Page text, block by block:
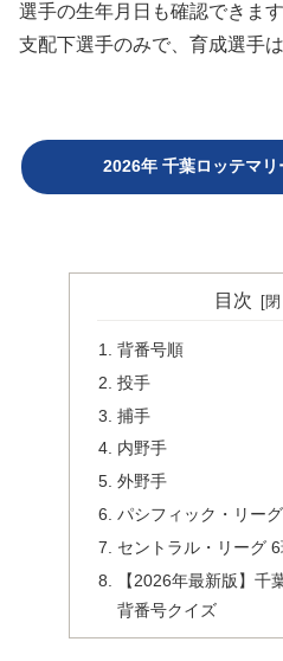
選手の生年月日も確認できます
支配下選手のみで、育成選手
2026年 千葉ロッテマ
目次
背番号順
投手
捕手
内野手
外野手
パシフィック・リー
セントラル・リーグ
【2026年最新版】千
背番号クイズ